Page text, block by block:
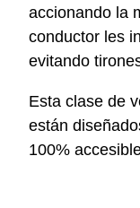
accionando la
conductor les
evitando
Esta clase de
están
100%